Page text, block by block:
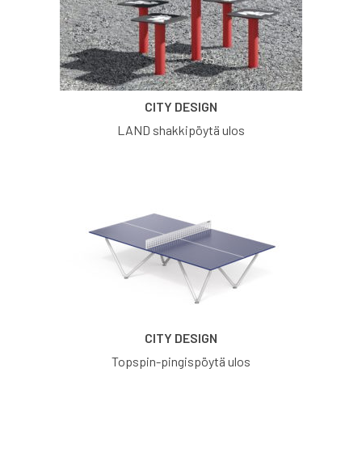
CITY DESIGN
LAND shakkipöytä ulos
CITY DESIGN
Topspin-pingispöytä ulos